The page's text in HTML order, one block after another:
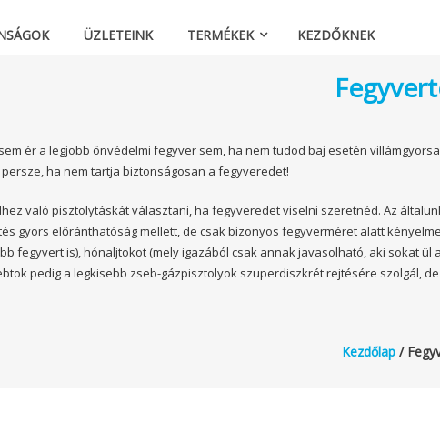
ÜZLETEINK TERMÉKEK KEZDŐKNEK
ér a legjobb önvédelmi fegyver sem, ha nem tudod baj esetén
ha nem tartja biztonságosan a fegyveredet!
való pisztolytáskát választani, ha fegyveredet viselni szeretnéd. Az
gyors előránthatóság mellett, de csak bizonyos fegyverméret alatt
fegyvert is), hónaljtokot (mely igazából csak annak javasolható, aki sokat
pedig a legkisebb zseb-gázpisztolyok szuperdiszkrét rejtésére szolgál,
Kezdőlap /